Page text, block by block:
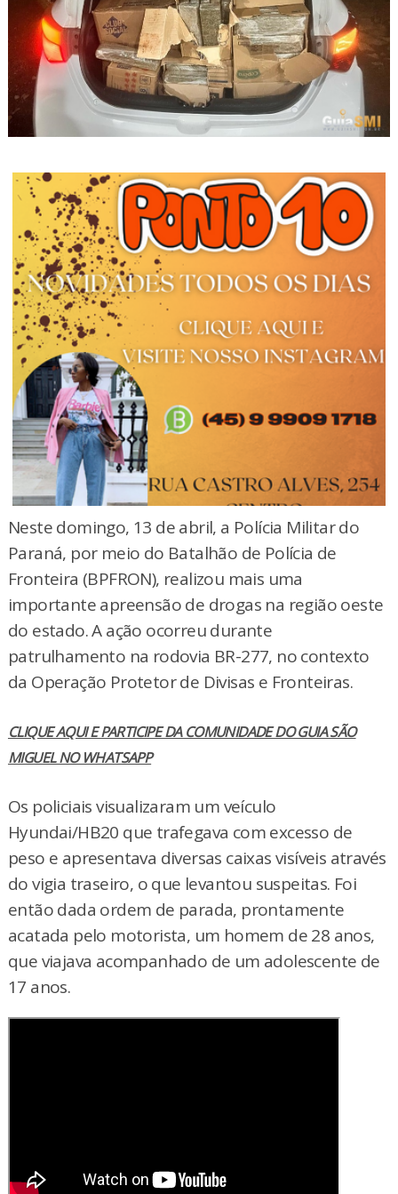
Neste domingo, 13 de abril, a Polícia Militar do
Paraná, por meio do Batalhão de Polícia de
Fronteira (BPFRON), realizou mais uma
importante apreensão de drogas na região oeste
do estado. A ação ocorreu durante
patrulhamento na rodovia BR-277, no contexto
da Operação Protetor de Divisas e Fronteiras.
CLIQUE AQUI E PARTICIPE DA COMUNIDADE DO GUIA SÃO
MIGUEL NO WHATSAPP
Os policiais visualizaram um veículo
Hyundai/HB20 que trafegava com excesso de
peso e apresentava diversas caixas visíveis através
do vigia traseiro, o que levantou suspeitas. Foi
então dada ordem de parada, prontamente
acatada pelo motorista, um homem de 28 anos,
que viajava acompanhado de um adolescente de
17 anos.